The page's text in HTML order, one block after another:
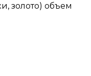
золото) объем